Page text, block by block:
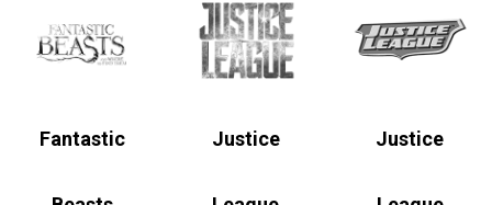
Fantastic Justice Justice